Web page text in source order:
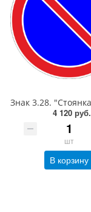
4 120 руб.
шт
В корзину